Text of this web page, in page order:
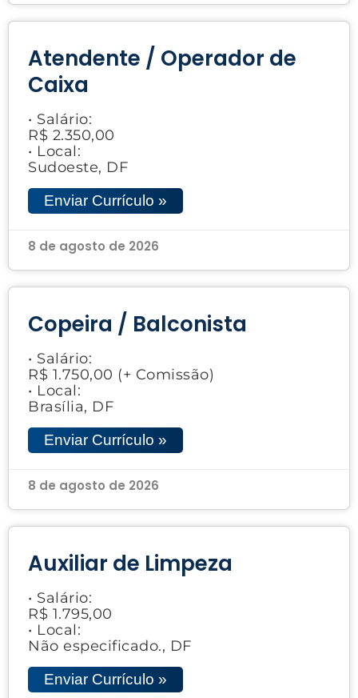
Atendente / Operador de
Caixa
• Salário:
R$ 2.350,00
• Local:
Sudoeste, DF
Enviar Currículo »
8 de agosto de 2026
Copeira / Balconista
• Salário:
R$ 1.750,00 (+ Comissão)
• Local:
Brasília, DF
Enviar Currículo »
8 de agosto de 2026
Auxiliar de Limpeza
• Salário:
R$ 1.795,00
• Local:
Não especificado., DF
Enviar Currículo »